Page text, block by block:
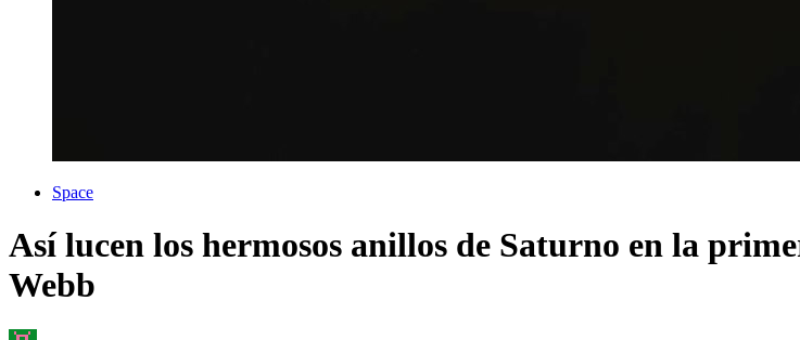
Space
Así lucen los hermosos anillos de Saturno en la
Webb